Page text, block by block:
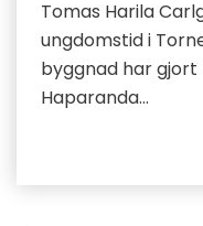
Tomas Harila
ungdomstid i
byggnad har gjort
Haparanda…